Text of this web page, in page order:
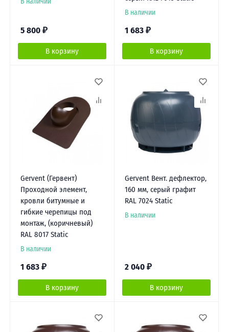
5 800 ₽
В корзину
В наличии
1 683 ₽
В корзину
Gervent (Гервент)
Проходной элемент,
кровли битумные и
гибкие черепицы под
монтаж, (коричневый)
RAL 8017 Static
В наличии
1 683 ₽
В корзину
Gervent Вент. дефлектор,
160 мм, серый графит
RAL 7024 Static
В наличии
2 040 ₽
В корзину